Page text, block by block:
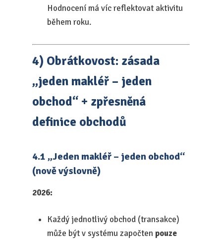
Hodnocení má víc reflektovat aktivitu
během roku.
4) Obrátkovost: zásada
„jeden makléř – jeden
obchod“ + zpřesněná
definice obchodů
4.1 „Jeden makléř – jeden obchod“
(nově výslovně)
2026:
Každý jednotlivý obchod (transakce)
může být v systému započten pouze